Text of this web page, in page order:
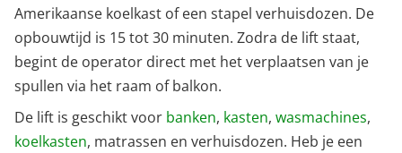
Amerikaanse koelkast of een stapel verhuisdozen. De
opbouwtijd is 15 tot 30 minuten. Zodra de lift staat,
begint de operator direct met het verplaatsen van je
spullen via het raam of balkon.
De lift is geschikt voor banken, kasten, wasmachines,
koelkasten, matrassen en verhuisdozen. Heb je een